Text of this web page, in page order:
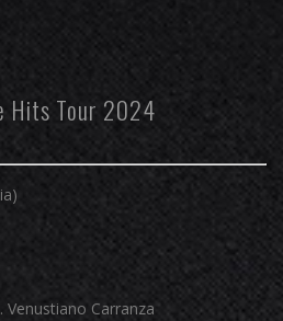
Hits Tour 2024
Venustiano Carranza